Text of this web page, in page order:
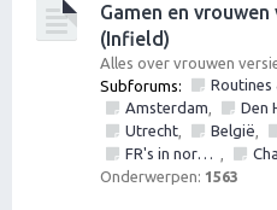
Gamen en
(Infield)
Alles over vrouwen
Subforums:
Routines & Games mbt vrouwen versieren, verleiden,
Amsterdam, Den
Utrecht, België,
FR's in normal life
,
Onderwerpen: 1563